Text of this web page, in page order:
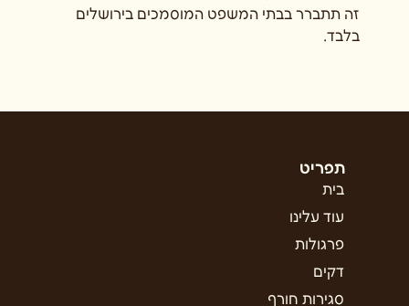
זה תתברר בבתי המשפט המוסמכים בירושלים
בלבד.
תפריט
בית
עוד עלינו
פרגולות
דקים
סגירות חורף